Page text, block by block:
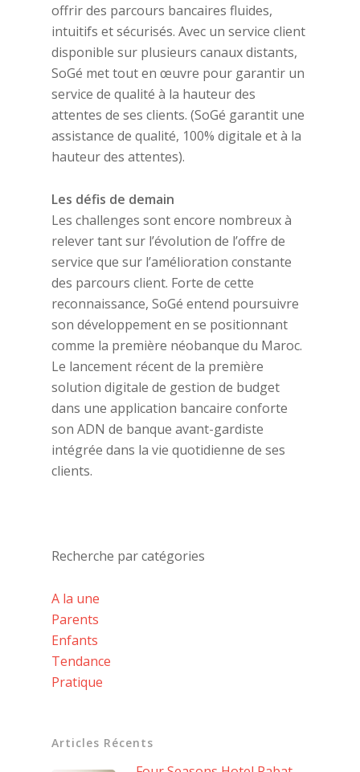
offrir des parcours bancaires fluides,
intuitifs et sécurisés. Avec un service client
disponible sur plusieurs canaux distants,
SoGé met tout en œuvre pour garantir un
service de qualité à la hauteur des
attentes de ses clients. (SoGé garantit une
assistance de qualité, 100% digitale et à la
hauteur des attentes).
Les défis de demain
Les challenges sont encore nombreux à
relever tant sur l’évolution de l’offre de
service que sur l’amélioration constante
des parcours client. Forte de cette
reconnaissance, SoGé entend poursuivre
son développement en se positionnant
comme la première néobanque du Maroc.
Le lancement récent de la première
solution digitale de gestion de budget
dans une application bancaire conforte
son ADN de banque avant-gardiste
intégrée dans la vie quotidienne de ses
clients.
Recherche par catégories
A la une
Parents
Enfants
Tendance
Pratique
Articles Récents